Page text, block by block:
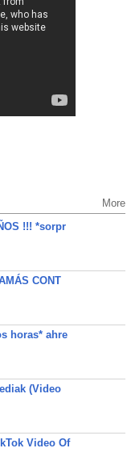
More
!!! *sorpr
CONT
horas* ahre
(Video
Video Of